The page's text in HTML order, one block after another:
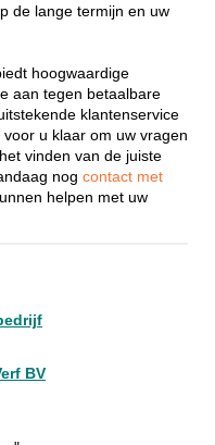
de lange termijn en uw
hoogwaardige
aan tegen betaalbare
klantenservice
u klaar om uw vragen
vinden van de juiste
nog contact met
helpen met uw
BV